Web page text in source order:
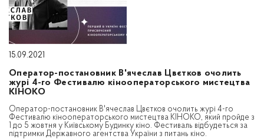
15.09.2021
Оператор-постановник В'ячеслав Цвєтков очолить
журі 4-го Фестивалю кінооператорського мистецтва
КІНОКО
Оператор-постановник В'ячеслав Цвєтков очолить журі 4-го
Фестивалю кінооператорського мистецтва КІНОКО, який пройде з
1 до 5 жовтня у Київському Будинку кіно. Фестиваль відбудеться за
підтримки Державного агентства України з питань кіно.